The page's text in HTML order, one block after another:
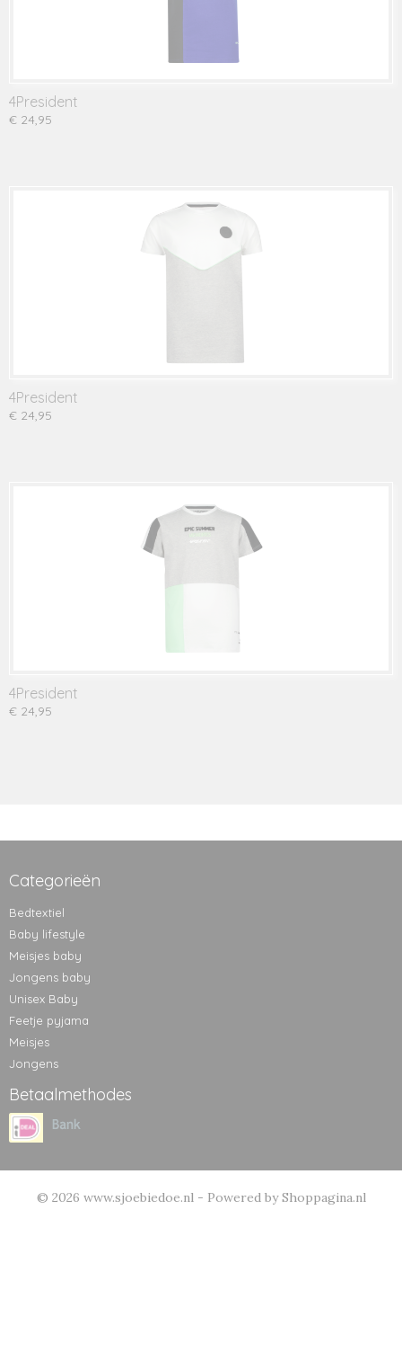
4President
€ 24,95
4President
€ 24,95
4President
€ 24,95
Categorieën
Bedtextiel
Baby lifestyle
Meisjes baby
Jongens baby
Unisex Baby
Feetje pyjama
Meisjes
Jongens
Betaalmethodes
© 2026 www.sjoebiedoe.nl - Powered by Shoppagina.nl